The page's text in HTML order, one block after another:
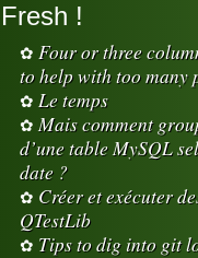
Fresh !
Four or three
to help with too many
Le temps
Mais comment
d’une table MySQL
date ?
Créer et exécuter
QTestLib
Tips to dig into git